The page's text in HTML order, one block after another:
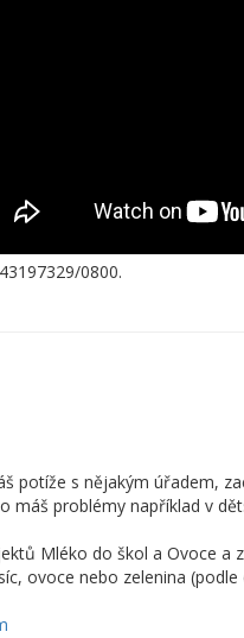
0800.
potíže s nějakým úřadem,
máš problémy například v
Mléko do škol a Ovoce a
ovoce nebo zelenina